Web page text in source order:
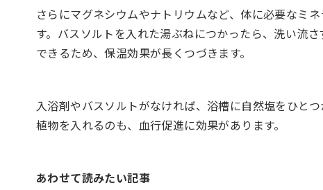
さらにマグネシウムやナトリウムなど、体に必要なミ
す。バスソルトを入れた湯ぶねにつかったら、洗い流
できるため、保温効果が長くつづきます。
入浴剤やバスソルトがなければ、浴槽に自然塩をひと
植物を入れるのも、血行促進に効果があります。
あわせて読みたい記事